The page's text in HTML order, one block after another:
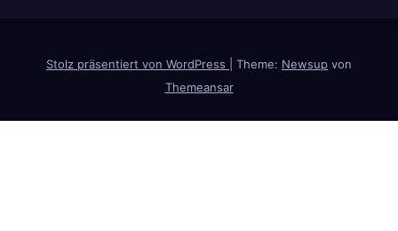
Stolz präsentiert von WordPress Theme: Newsup von
Themeansar